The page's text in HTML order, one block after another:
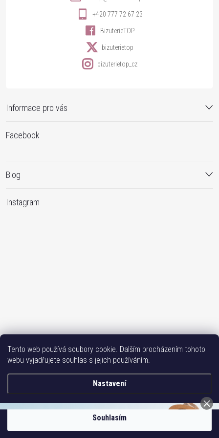
Tento web používá soubory cookie. Dalším procházením tohoto
webu vyjadřujete souhlas s jejich používáním.
Nastavení
Souhlasím
Informace pro vás
+420 777 72 67 23
BizuterieTOP
bizuterietop
bizuterietop_cz
Facebook
Blog
Instagram
. Všechna práva vyhrazena.